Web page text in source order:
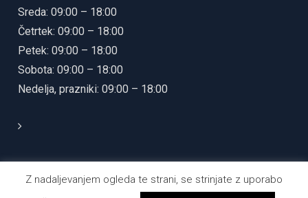
Sreda: 09:00 – 18:00
Četrtek: 09:00 – 18:00
Petek: 09:00 – 18:00
Sobota: 09:00 – 18:00
Nedelja, prazniki: 09:00 – 18:00
© 2021 JAVNI ZAVOD ZA TURIZEM KULTURO IN
Z nadaljevanjem ogleda te strani, se strinjate z uporabo